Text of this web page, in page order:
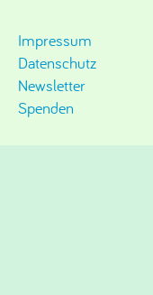
Impressum
Datenschutz
Newsletter
Spenden